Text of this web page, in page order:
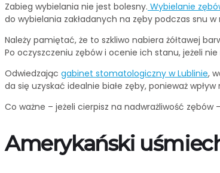
Zabieg wybielania nie jest bolesny. Wybielanie
do wybielania zakładanych na zęby podczas snu
Należy pamiętać, że to szkliwo nabiera żółtawej
Po oczyszczeniu zębów i ocenie ich stanu, jeżeli
Odwiedzając gabinet stomatologiczny w Lublinie,
da się uzyskać idealnie białe zęby, ponieważ
Co ważne – jeżeli cierpisz na nadwrażliwość
Amerykański